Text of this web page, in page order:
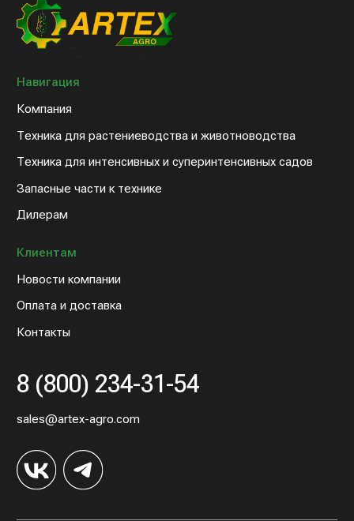
Клиентам
Новости компании
8 (800) 234-31-54
sales@artex-agro.com
Политика конфедициальности
Контакты